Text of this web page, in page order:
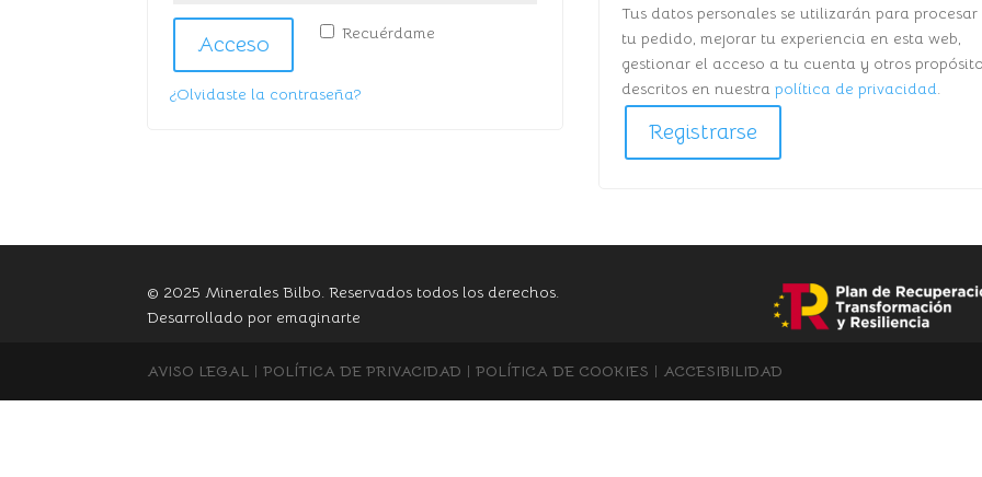
Recuérdame
Acceso
¿Olvidaste la contraseña?
Tus datos personales se utilizarán para procesar
tu pedido, mejorar tu experiencia en esta web,
gestionar el acceso a tu cuenta y otros
descritos en nuestrapolítica de privacidad.
Registrarse
© 2025 Minerales Bilbo. Reservados todos los derechos.
Desarrollado por emaginarte
AVISO LEGAL |POLÍTICA DE PRIVACIDAD |POLÍTICA DE COOKIES | ACCESIBILIDAD